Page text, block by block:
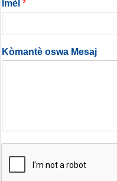
Imèl *
Kòmantè oswa Mesaj